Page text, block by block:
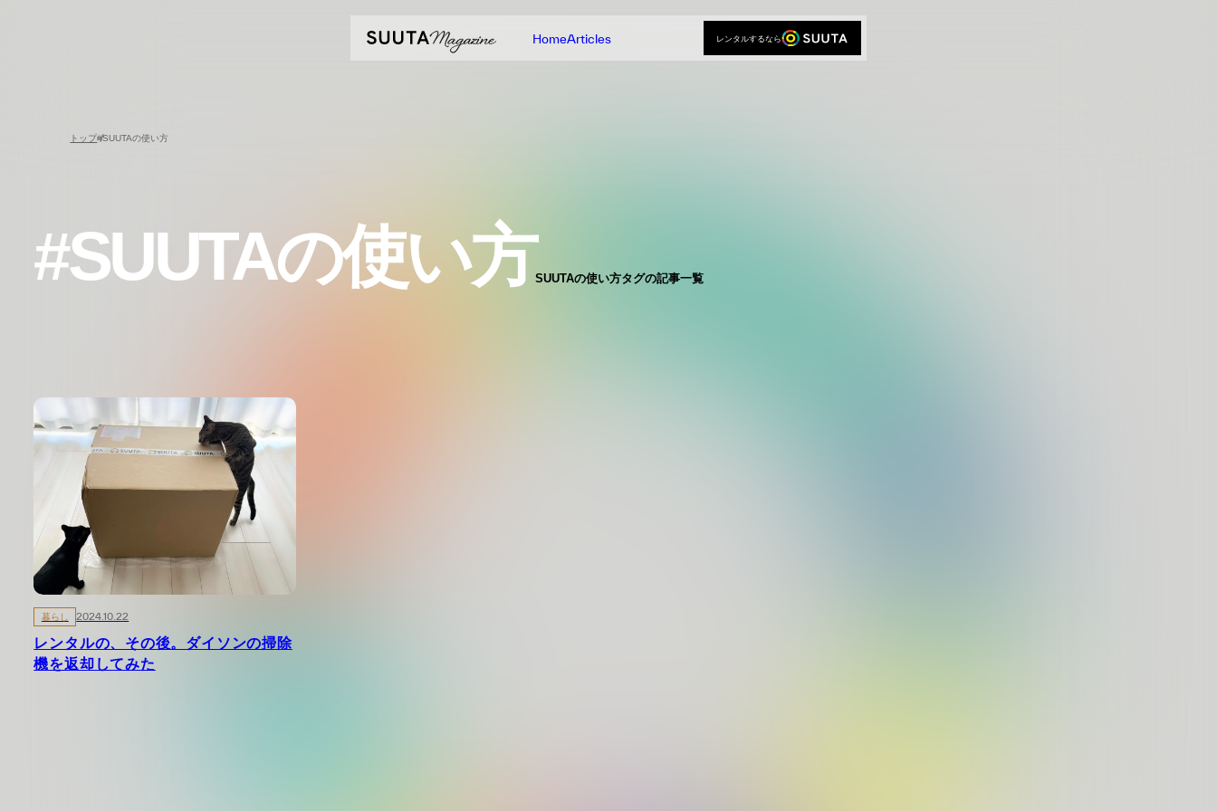
HomeArticles
レンタルするなら
トップ#SUUTAの使い方
#SUUTAの使い方SUUTAの使い方タグの記事一覧
暮らし 2024.10.22
レンタルの、その後。ダイソンの掃除
機を返却してみた